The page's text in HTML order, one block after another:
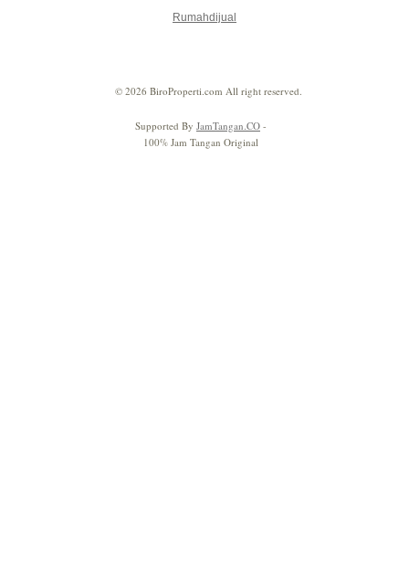
Rumahdijual
© 2026 BiroProperti.com All right reserved.
Supported By JamTangan.CO -
100% Jam Tangan Original